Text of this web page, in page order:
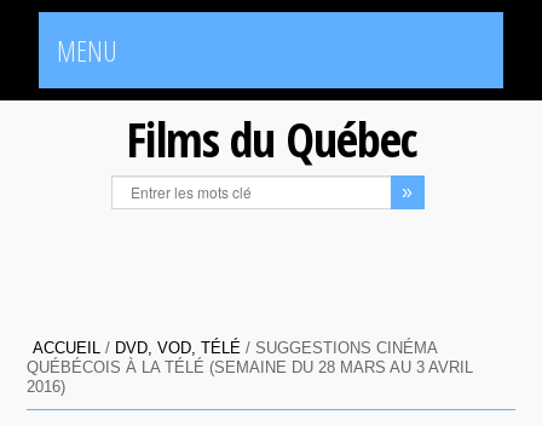
MENU
Films du Québec
ACCUEIL / DVD, VOD, TÉLÉ /SUGGESTIONS CINÉMA
QUÉBÉCOIS À LA TÉLÉ (SEMAINE DU 28 MARS AU 3 AVRIL
2016)